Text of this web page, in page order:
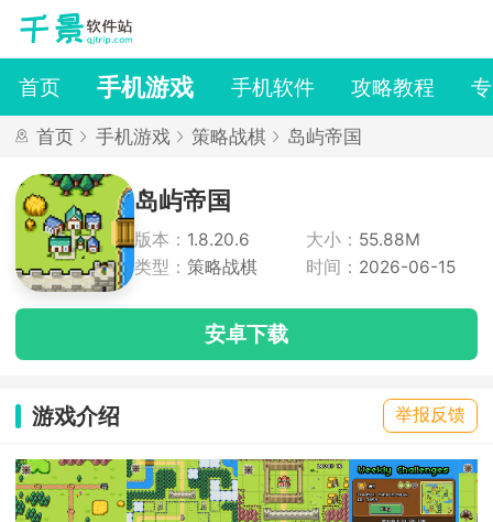
首页 手机游戏 手机软件 攻略教程
首页 手机游戏 策略战棋 岛屿帝国
岛屿帝国
版本： 1.8.20.6 大小： 55.88M
类型： 策略战棋 时间： 2026-06-15
安卓下载
游戏介绍 举报反馈